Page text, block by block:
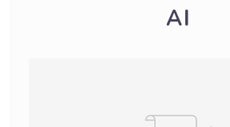
AI